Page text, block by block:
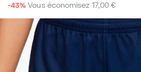
-43% Vous économisez 17,00 €